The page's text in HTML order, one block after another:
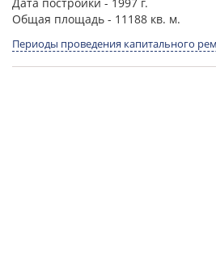
Общая площадь - 11188 кв. м.
Периоды проведения капитального